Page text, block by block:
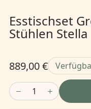
Esstischset
Stühlen Stella
889,00 €
1